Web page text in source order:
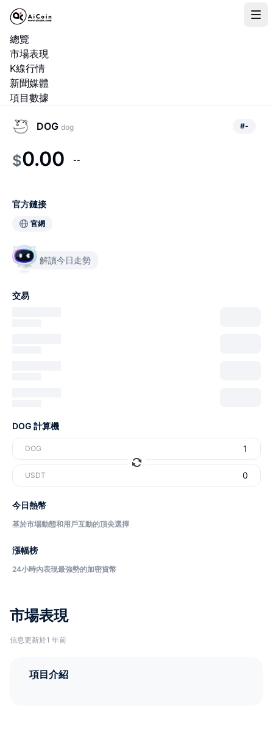
總覽
市場表現
K線行情
新聞媒體
項目數據
市場表現
信息更新於1 年前
項目介紹
DOG dog #-
$0.00 --
官方鏈接
官網
解讀今日走勢
交易
DOG 計算機
DOG
USDT
今日熱幣
基於市場動態和用戶互動的頂尖選擇
漲幅榜
24小時內表現最強勢的加密貨幣